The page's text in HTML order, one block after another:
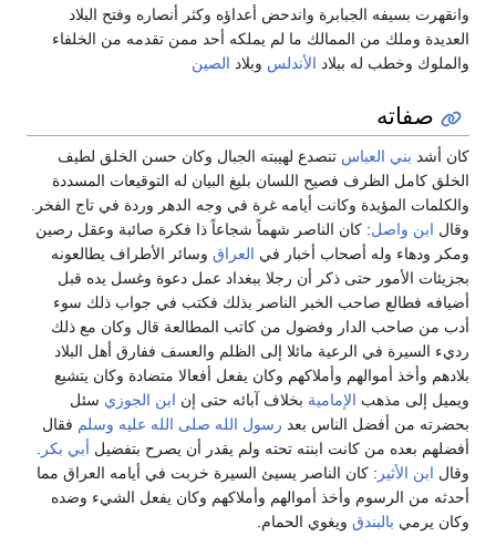
وانقهرت بسيفه الجبابرة واندحض أعداؤه وكثر أنصاره وفتح البلاد
العديدة وملك من الممالك ما لم يملكه أحد ممن تقدمه من الخلفاء
والملوك وخطب له ببلاد الأندلس وبلاد الصين
صفاته
كان أشد بني العباس تنصدع لهيبته الجبال وكان حسن الخلق لطيف
الخلق كامل الظرف فصيح اللسان بليغ البيان له التوقيعات المسددة
والكلمات المؤيدة وكانت أيامه غرة في وجه الدهر وردة في تاج الفخر.
وقال ابن واصل: كان الناصر شهماً شجاعاً ذا فكرة صائبة وعقل رصين
ومكر ودهاء وله أصحاب أخبار في العراق وسائر الأطراف يطالعونه
بجزيئات الأمور حتى ذكر أن رجلا ببغداد عمل دعوة وغسل يده قبل
أضيافه فطالع صاحب الخبر الناصر بذلك فكتب في جواب ذلك سوء
أدب من صاحب الدار وفضول من كاتب المطالعة قال وكان مع ذلك
رديء السيرة في الرعية مائلا إلى الظلم والعسف ففارق أهل البلاد
بلادهم وأخذ أموالهم وأملاكهم وكان يفعل أفعالا متضادة وكان يتشيع
ويميل إلى مذهب الإمامية بخلاف آبائه حتى إن ابن الجوزي سئل
بحضرته من أفضل الناس بعد رسول الله صلى الله عليه وسلم فقال
أفضلهم بعده من كانت ابنته تحته ولم يقدر أن يصرح بتفضيل أبي بكر
وقال ابن الأثير : كان الناصر يسيئ السيرة خربت في أيامه العراق مما
أحدثه من الرسوم وأخذ أموالهم وأملاكهم وكان يفعل الشيء وضده
وكان يرمي بالبندق ويغوي الحمام.